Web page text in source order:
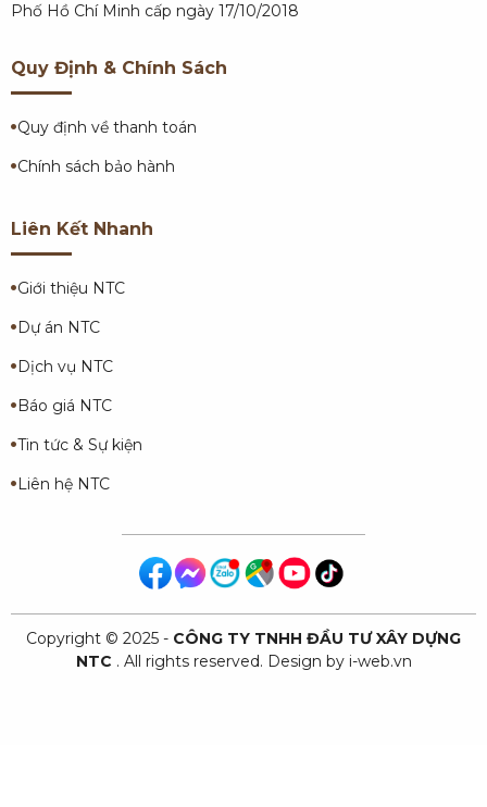
Phố Hồ Chí Minh cấp ngày 17/10/2018
Quy Định & Chính Sách
Quy định về thanh toán
Chính sách bảo hành
Liên Kết Nhanh
Giới thiệu NTC
Dự án NTC
Dịch vụ NTC
Báo giá NTC
Tin tức & Sự kiện
Liên hệ NTC
Copyright © 2025 - CÔNG TY TNHH ĐẦU TƯ XÂY DỰNG
NTC . All rights reserved. Design by i-web.vn